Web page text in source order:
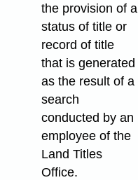
the provision of a
status of title or
record of title
that is generated
as the result of a
search
conducted by an
employee of the
Land Titles
Office.